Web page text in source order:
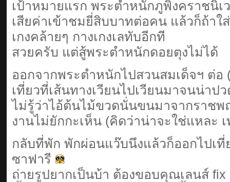
เป้าหมายแรก พระตำหนักภูพิงคราชนิเ
เสียค่าเข้าชมยี่สิบบาทต่อคน แล้วก็ถ้าใ
เกงคล้ายๆ กางเกงเลทับอีกที
สวยครับ แต่สู้พระตำหนักดอยตุงไม่ได้
ออกจากพระตำหนักไปสวนสมเด็จฯ ต่
เที่ยวที่เส้นทางเวียนไปเวียนมาจนน่าป
ไม่รู้ว่าไอ้ต้นไม้ขวดนั่นขนมาจากราชพ
งานไม่ยักกะเห็น (คิดว่าน่าจะใช่แหละ
กลับที่พัก พักผ่อนแว๊บนึงแล้วก็ออกไปเที่
ซาฟารี
ถ่ายรูปยากเป็นบ้า ต้องขอบคุณเลนส์